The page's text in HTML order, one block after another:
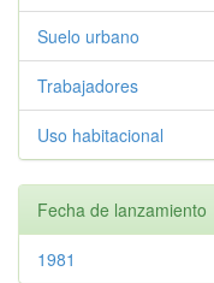
Suelo urbano
Trabajadores
Uso habitacional
Fecha de lanzamiento
1981